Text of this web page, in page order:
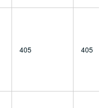
405 405